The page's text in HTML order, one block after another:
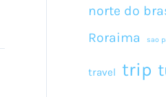
norte do
Roraima sao
travel trip